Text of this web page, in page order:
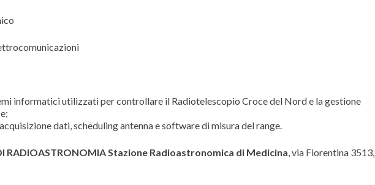
informatici utilizzati per controllare il Radiotelescopio Croce del Nord e la gestione
dati, scheduling antenna e software di misura del range.
RADIOASTRONOMIAStazione Radioastronomica di Medicina, via Fiorentina 3513,